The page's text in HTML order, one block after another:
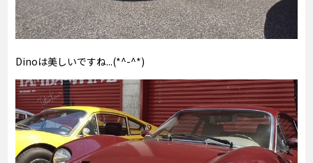
Dinoは美しいですね...(*^-^*)